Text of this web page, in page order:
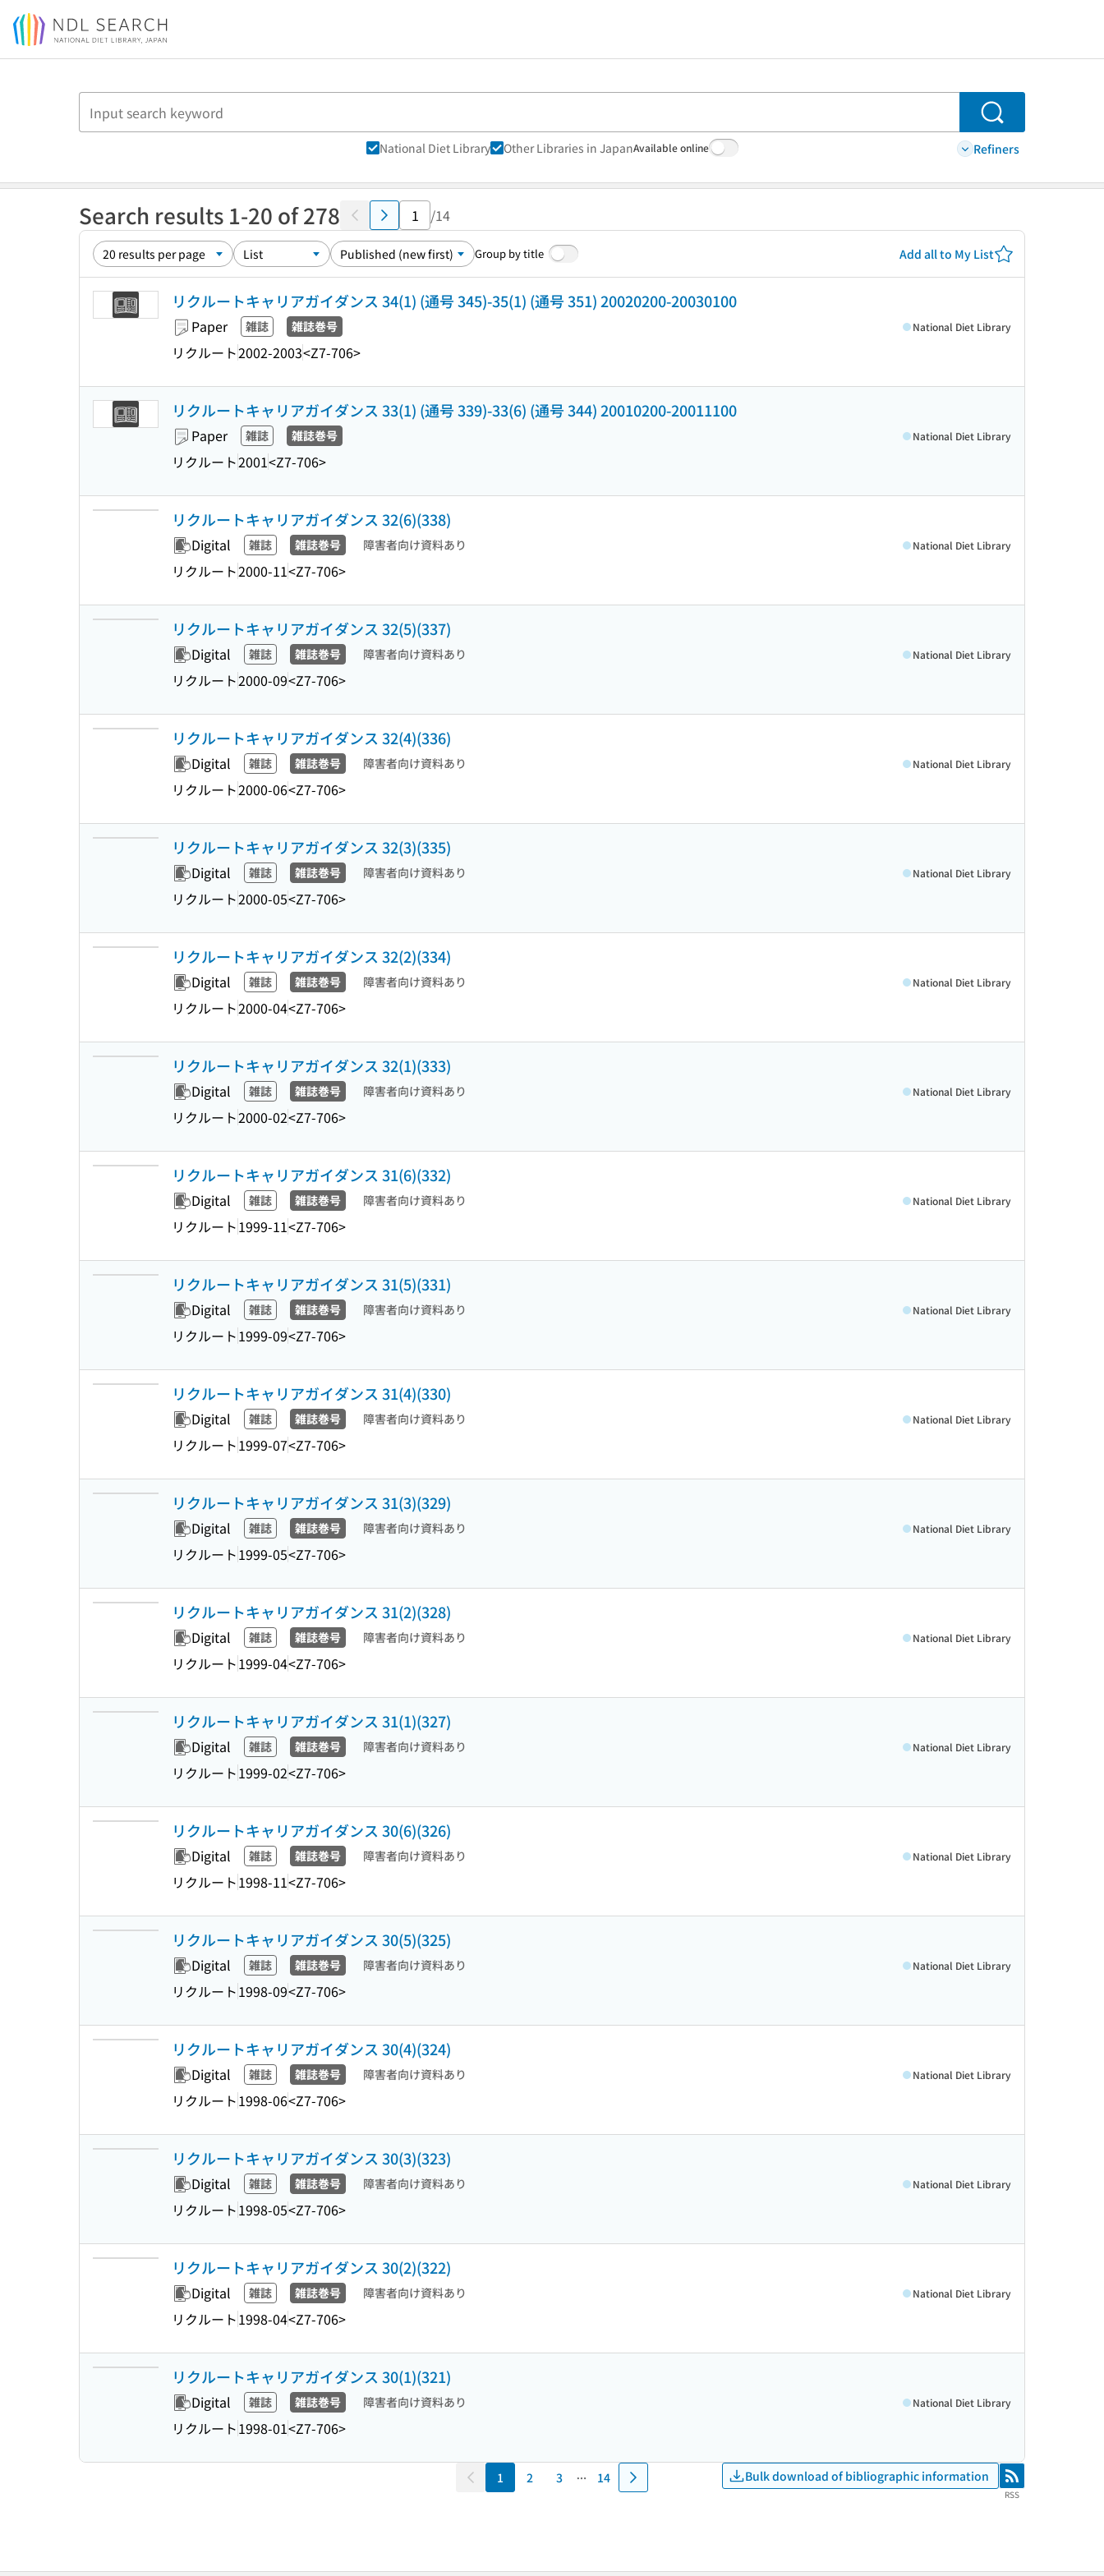
Jump to main content
Search
National Diet Library Other Libraries in JapanAvailable online Refiners
Search results 1-20 of 278 /14
Group by title Add all to My List
リクルートキャリアガイダンス 34(1) (通号 345)-35(1) (通号 351) 20020200-20030100
Paper 雑誌 雑誌巻号
リクルート2002-2003<Z7-706>
National Diet Library
リクルートキャリアガイダンス 33(1) (通号 339)-33(6) (通号 344) 20010200-20011100
Paper 雑誌 雑誌巻号
リクルート2001<Z7-706>
National Diet Library
リクルートキャリアガイダンス 32(6)(338)
Digital 雑誌 雑誌巻号 障害者向け資料あり
リクルート2000-11<Z7-706>
National Diet Library
リクルートキャリアガイダンス 32(5)(337)
Digital 雑誌 雑誌巻号 障害者向け資料あり
リクルート2000-09<Z7-706>
National Diet Library
リクルートキャリアガイダンス 32(4)(336)
Digital 雑誌 雑誌巻号 障害者向け資料あり
リクルート2000-06<Z7-706>
National Diet Library
リクルートキャリアガイダンス 32(3)(335)
Digital 雑誌 雑誌巻号 障害者向け資料あり
リクルート2000-05<Z7-706>
National Diet Library
リクルートキャリアガイダンス 32(2)(334)
Digital 雑誌 雑誌巻号 障害者向け資料あり
リクルート2000-04<Z7-706>
National Diet Library
リクルートキャリアガイダンス 32(1)(333)
Digital 雑誌 雑誌巻号 障害者向け資料あり
リクルート2000-02<Z7-706>
National Diet Library
リクルートキャリアガイダンス 31(6)(332)
Digital 雑誌 雑誌巻号 障害者向け資料あり
リクルート1999-11<Z7-706>
National Diet Library
リクルートキャリアガイダンス 31(5)(331)
Digital 雑誌 雑誌巻号 障害者向け資料あり
リクルート1999-09<Z7-706>
National Diet Library
リクルートキャリアガイダンス 31(4)(330)
Digital 雑誌 雑誌巻号 障害者向け資料あり
リクルート1999-07<Z7-706>
National Diet Library
リクルートキャリアガイダンス 31(3)(329)
Digital 雑誌 雑誌巻号 障害者向け資料あり
リクルート1999-05<Z7-706>
National Diet Library
リクルートキャリアガイダンス 31(2)(328)
Digital 雑誌 雑誌巻号 障害者向け資料あり
リクルート1999-04<Z7-706>
National Diet Library
リクルートキャリアガイダンス 31(1)(327)
Digital 雑誌 雑誌巻号 障害者向け資料あり
リクルート1999-02<Z7-706>
National Diet Library
リクルートキャリアガイダンス 30(6)(326)
Digital 雑誌 雑誌巻号 障害者向け資料あり
リクルート1998-11<Z7-706>
National Diet Library
リクルートキャリアガイダンス 30(5)(325)
Digital 雑誌 雑誌巻号 障害者向け資料あり
リクルート1998-09<Z7-706>
National Diet Library
リクルートキャリアガイダンス 30(4)(324)
Digital 雑誌 雑誌巻号 障害者向け資料あり
リクルート1998-06<Z7-706>
National Diet Library
リクルートキャリアガイダンス 30(3)(323)
Digital 雑誌 雑誌巻号 障害者向け資料あり
リクルート1998-05<Z7-706>
National Diet Library
リクルートキャリアガイダンス 30(2)(322)
Digital 雑誌 雑誌巻号 障害者向け資料あり
リクルート1998-04<Z7-706>
National Diet Library
リクルートキャリアガイダンス 30(1)(321)
Digital 雑誌 雑誌巻号 障害者向け資料あり
リクルート1998-01<Z7-706>
National Diet Library
1 2 3 14 Bulk download of bibliographic information RSS
RSS